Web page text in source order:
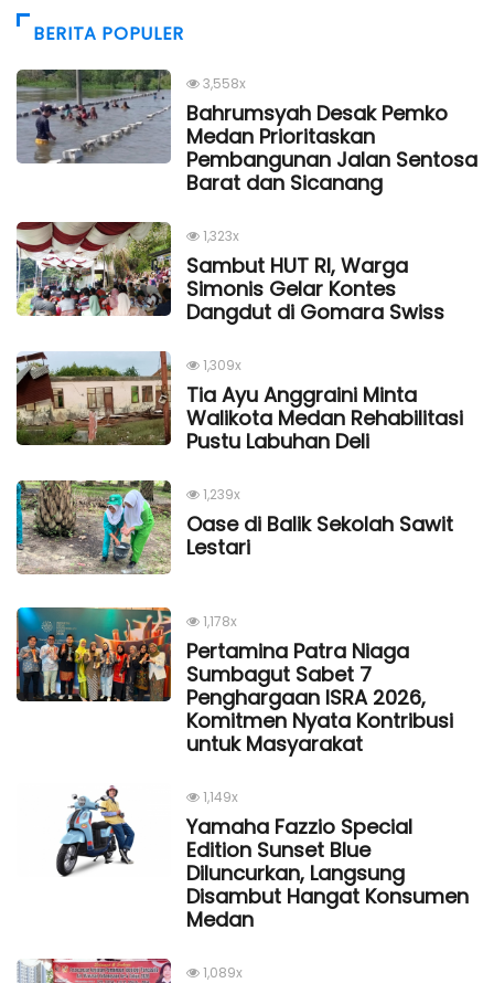
BERITA POPULER
3,558x
Bahrumsyah Desak Pemko
Medan Prioritaskan
Pembangunan Jalan Sentosa
Barat dan Sicanang
1,323x
Sambut HUT RI, Warga
Simonis Gelar Kontes
Dangdut di Gomara Swiss
1,309x
Tia Ayu Anggraini Minta
Walikota Medan Rehabilitasi
Pustu Labuhan Deli
1,239x
Oase di Balik Sekolah Sawit
Lestari
1,178x
Pertamina Patra Niaga
Sumbagut Sabet 7
Penghargaan ISRA 2026,
Komitmen Nyata Kontribusi
untuk Masyarakat
1,149x
Yamaha Fazzio Special
Edition Sunset Blue
Diluncurkan, Langsung
Disambut Hangat Konsumen
Medan
1,089x